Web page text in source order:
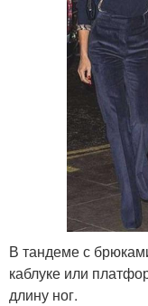
В тандеме с
каблуке или
длину ног.